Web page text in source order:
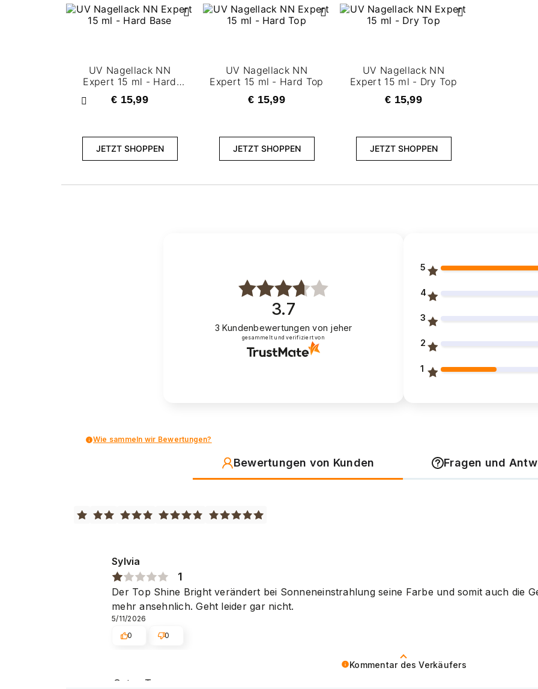
Zurück
UV Nagellack NN
Expert 15 ml - Hard
€ 15,99
JETZT SHOPPEN
UV Nagellack NN
Expert 15 ml - Hard Top
€ 15,99
JETZT SHOPPEN
UV Nagellack NN
Expert 15 ml - Dry Top
€ 15,99
JETZT SHOPPEN
3.7
3 Kundenbewertungenvon jeher
gesammelt und verifiziert von
5
4
3
2
1
Wie sammeln wir Bewertungen?
Bewertungen von Kunden Fragen und
Kommentar des Verkäufers
Guten Tag,
Sylvia
1
Der Top Shine Bright verändert bei Sonneneinstrahlung seine Farbe und somit auch die
mehr ansehnlich. Geht leider gar nicht.
5/11/2026
0
0